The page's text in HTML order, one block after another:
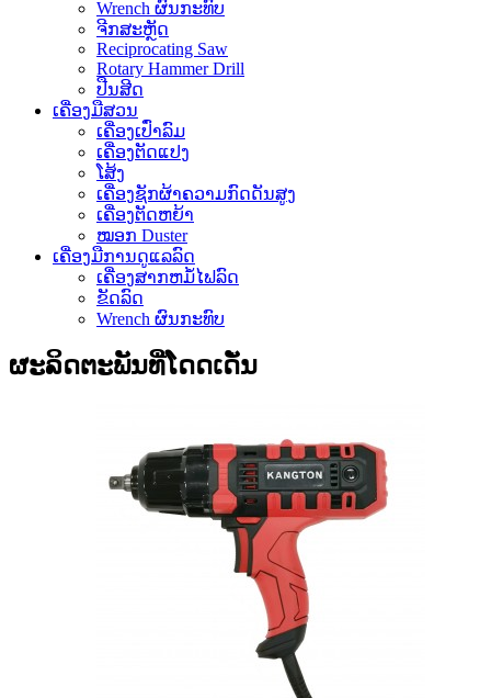
Wrench ຜົນກະທົບ
ຈີກສະຫຼັດ
Reciprocating Saw
Rotary Hammer Drill
ປືນສີດ
ເຄື່ອງມືສວນ
ເຄື່ອງເປົ່າລົມ
ເຄື່ອງຕັດແປງ
ໂສ້ງ
ເຄື່ອງຊັກຜ້າຄວາມກົດດັນສູງ
ເຄື່ອງຕັດຫຍ້າ
ໝອກ Duster
ເຄື່ອງມືການດູແລລົດ
ເຄື່ອງສາກຫມໍ້ໄຟລົດ
ຂັດລົດ
Wrench ຜົນກະທົບ
ຜະລິດຕະພັນທີ່ໂດດເດັ່ນ